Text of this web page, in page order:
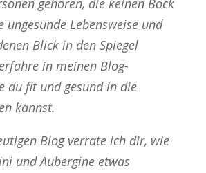
gehören, die keinen Bock
ungesunde Lebensweise und
Blick in den Spiegel
in meinen Blog-
du fit und gesund in die
kannst.
Blog verrate ich dir, wie
und Aubergine etwas